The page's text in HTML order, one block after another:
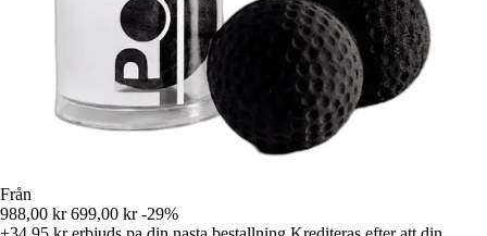
Från
988,00 kr 699,00 kr -29%